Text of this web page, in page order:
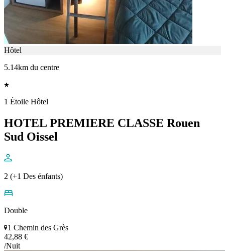
Hôtel
5.14km du centre
1 Étoile Hôtel
HOTEL PREMIERE CLASSE Rouen
Sud Oissel
2 (+1 Des énfants)
Double
1 Chemin des Grès
42,88 €
/Nuit